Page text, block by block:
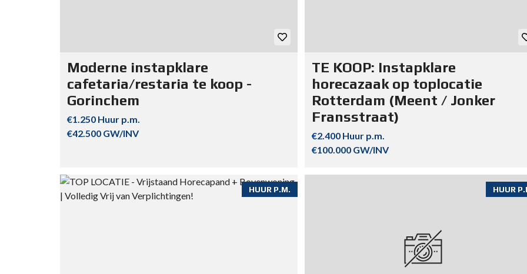
Moderne instapklare
cafetaria/restaria te koop -
Gorinchem
€1.250 Huur p.m.
€42.500 GW/INV
TE KOOP: Instapklare
horecazaak op toplocatie
Rotterdam (Meent / Jonker
Fransstraat)
€2.400 Huur p.m.
€100.000 GW/INV
HUUR P.M. HUUR